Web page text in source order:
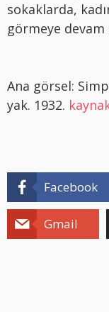
sokaklarda,
görmeye devam
Ana görsel:
yak. 1932.
Facebook
Gmail